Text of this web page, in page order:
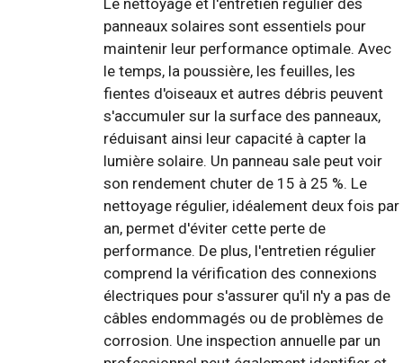
Le nettoyage et l'entretien régulier des
panneaux solaires sont essentiels pour
maintenir leur performance optimale. Avec
le temps, la poussière, les feuilles, les
fientes d'oiseaux et autres débris peuvent
s'accumuler sur la surface des panneaux,
réduisant ainsi leur capacité à capter la
lumière solaire. Un panneau sale peut voir
son rendement chuter de 15 à 25 %. Le
nettoyage régulier, idéalement deux fois par
an, permet d'éviter cette perte de
performance. De plus, l'entretien régulier
comprend la vérification des connexions
électriques pour s'assurer qu'il n'y a pas de
câbles endommagés ou de problèmes de
corrosion. Une inspection annuelle par un